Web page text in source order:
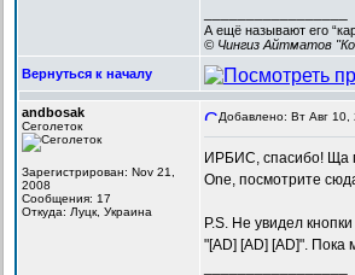
А ещё называют его
© Чингиз Айтматов
Вернуться к началу
andbosak
Сеголеток
Зарегистрирован: Nov 21,
2008
Сообщения: 17
Откуда: Луцк, Украина
Добавлено: Вт Авг
ИРБИС, спасибо! Ща
One, посмотрите
P.S. Не увидел
"[AD] [AD] [AD]".